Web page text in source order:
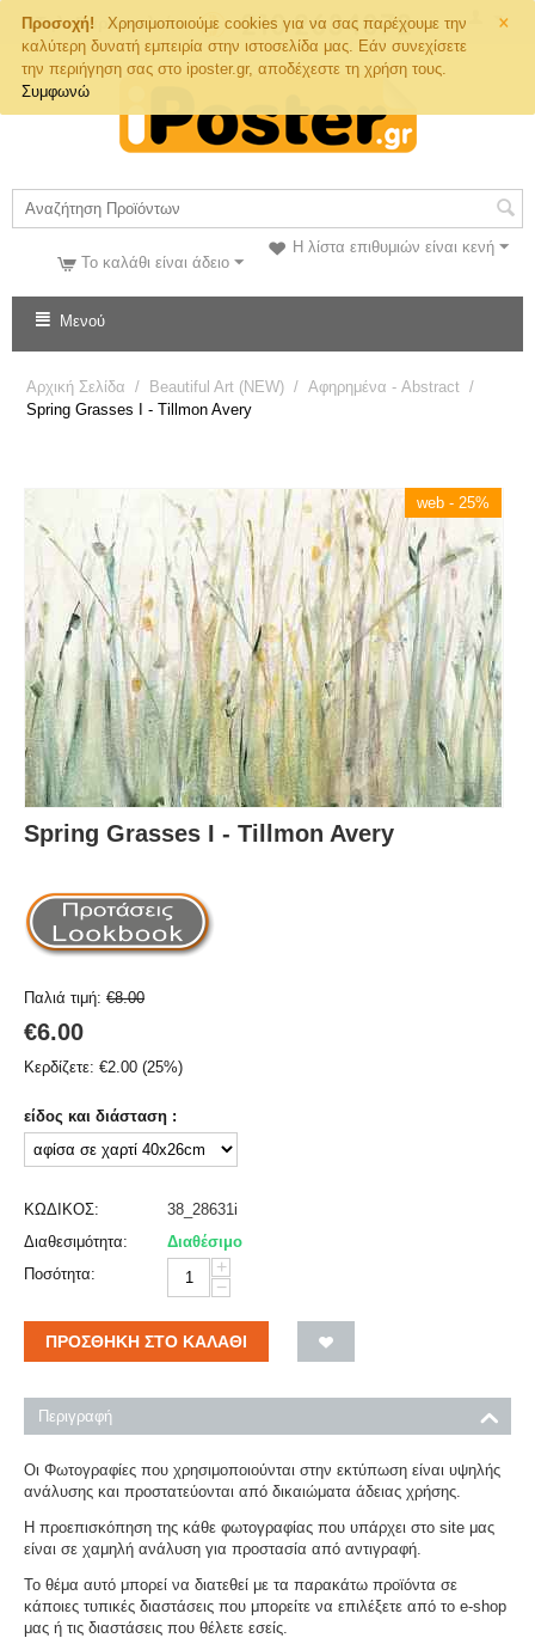
×
Προσοχή!
Χρησιμοποιούμε cookies για να σας παρέχουμε την
καλύτερη δυνατή εμπειρία στην ιστοσελίδα μας. Εάν συνεχίσετε
την περιήγηση σας στο iposter.gr, αποδέχεστε τη χρήση τους.
Συμφωνώ
Τηλ. Παραγγελιών
Η λίστα επιθυμιών είναι κενή
Το καλάθι είναι άδειο
Μενού
Αρχική Σελίδα / Beautiful Art (NEW) / Αφηρημένα - Abstract /
Spring Grasses I - Tillmon Avery
web - 25%
Spring Grasses I - Tillmon Avery
Παλιά τιμή: €8.00
€6.00
Κερδίζετε: €2.00 (25%)
είδος και διάσταση :
ΚΩΔΙΚΟΣ:
38_28631i
Διαθεσιμότητα:
Διαθέσιμο
Ποσότητα:
+
−
ΠΡΟΣΘΉΚΗ ΣΤΟ ΚΑΛΆΘΙ
Περιγραφή
Οι Φωτογραφίες που χρησιμοποιούνται στην εκτύπωση είναι υψηλής
ανάλυσης και προστατεύονται από δικαιώματα άδειας χρήσης.
Η προεπισκόπηση της κάθε φωτογραφίας που υπάρχει στο site μας
είναι σε χαμηλή ανάλυση για προστασία από αντιγραφή.
Το θέμα αυτό μπορεί να διατεθεί με τα παρακάτω προϊόντα σε
κάποιες τυπικές διαστάσεις που μπορείτε να επιλέξετε από το e-shop
μας ή τις διαστάσεις που θέλετε εσείς.